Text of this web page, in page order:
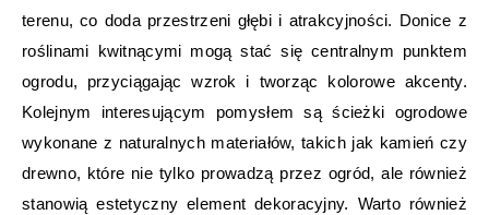
terenu, co doda przestrzeni głębi i atrakcyjności. Donice z
roślinami kwitnącymi mogą stać się centralnym punktem
ogrodu, przyciągając wzrok i tworząc kolorowe akcenty.
Kolejnym interesującym pomysłem są ścieżki ogrodowe
wykonane z naturalnych materiałów, takich jak kamień czy
drewno, które nie tylko prowadzą przez ogród, ale również
stanowią estetyczny element dekoracyjny. Warto również